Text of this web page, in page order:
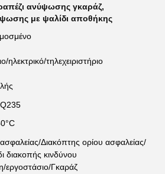
ανύψωσης γκαράζ,
με ψαλίδι αποθήκης
ηλεκτρικό/τηλεχειριστήριο
Διακόπτης ορίου ασφαλείας/
διακοπής κινδύνου
εργοστάσιο/Γκαράζ